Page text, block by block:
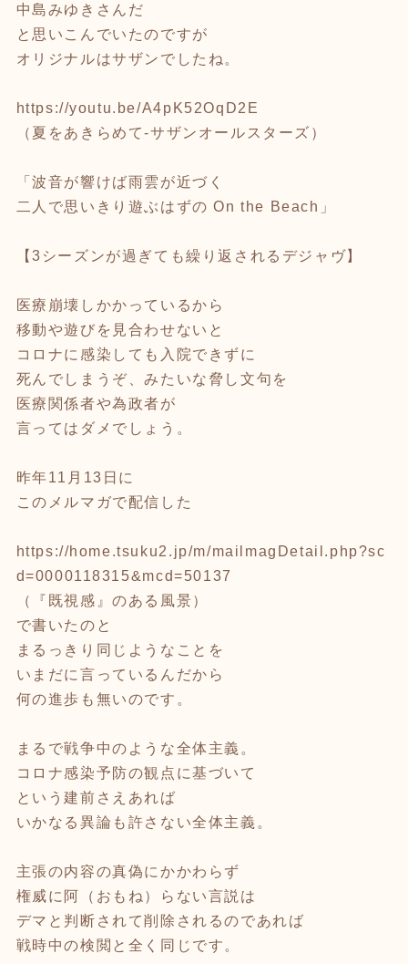
中島みゆきさんだ
と思いこんでいたのですが
オリジナルはサザンでしたね。
https://youtu.be/A4pK52OqD2E
（夏をあきらめて-サザンオールスターズ）
「波音が響けば雨雲が近づく
二人で思いきり遊ぶはずの On the Beach」
【3シーズンが過ぎても繰り返されるデジャヴ】
医療崩壊しかかっているから
移動や遊びを見合わせないと
コロナに感染しても入院できずに
死んでしまうぞ、みたいな脅し文句を
医療関係者や為政者が
言ってはダメでしょう。
昨年11月13日に
このメルマガで配信した
https://home.tsuku2.jp/m/mailmagDetail.php?sc
d=0000118315&mcd=50137
（『既視感』のある風景）
で書いたのと
まるっきり同じようなことを
いまだに言っているんだから
何の進歩も無いのです。
まるで戦争中のような全体主義。
コロナ感染予防の観点に基づいて
という建前さえあれば
いかなる異論も許さない全体主義。
主張の内容の真偽にかかわらず
権威に阿（おもね）らない言説は
デマと判断されて削除されるのであれば
戦時中の検閲と全く同じです。